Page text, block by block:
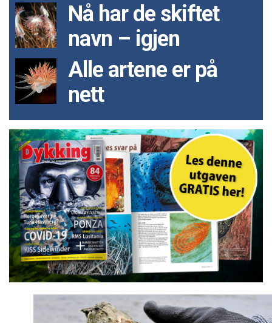
Nå har de skiftet
navn – igjen
Alle artene er på
nett